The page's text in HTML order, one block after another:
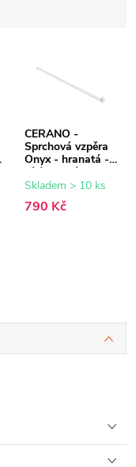
CERANO -
Sprchová vzpěra
Onyx - hranatá -
bílá matná - 150
cm
Skladem > 10 ks
790 Kč